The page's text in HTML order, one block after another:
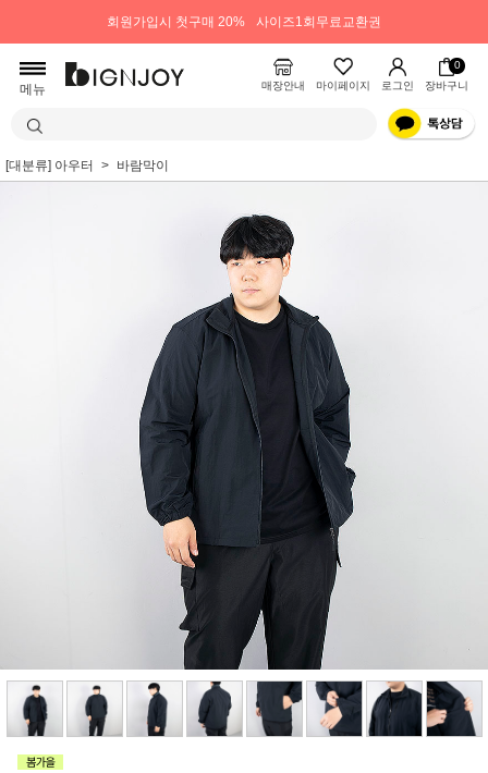
회원가입시 첫구매 20% 사이즈1회무료교환권
메뉴 매장안내 마이페이지 로그인
0
장바구니
[대분류] 아우터 바람막이